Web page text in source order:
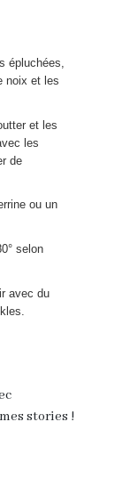
épluchées,
noix et les
et les
les
de
ou un
selon
avec du
stories !